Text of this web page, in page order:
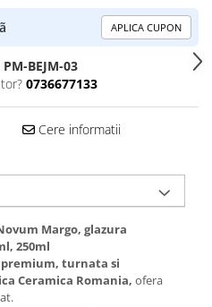
APLICA CUPON
PM-BEJM-03
0736677133
Cere informatii
Margo, glazura
250ml
turnata si
Ceramica Romania, ofera